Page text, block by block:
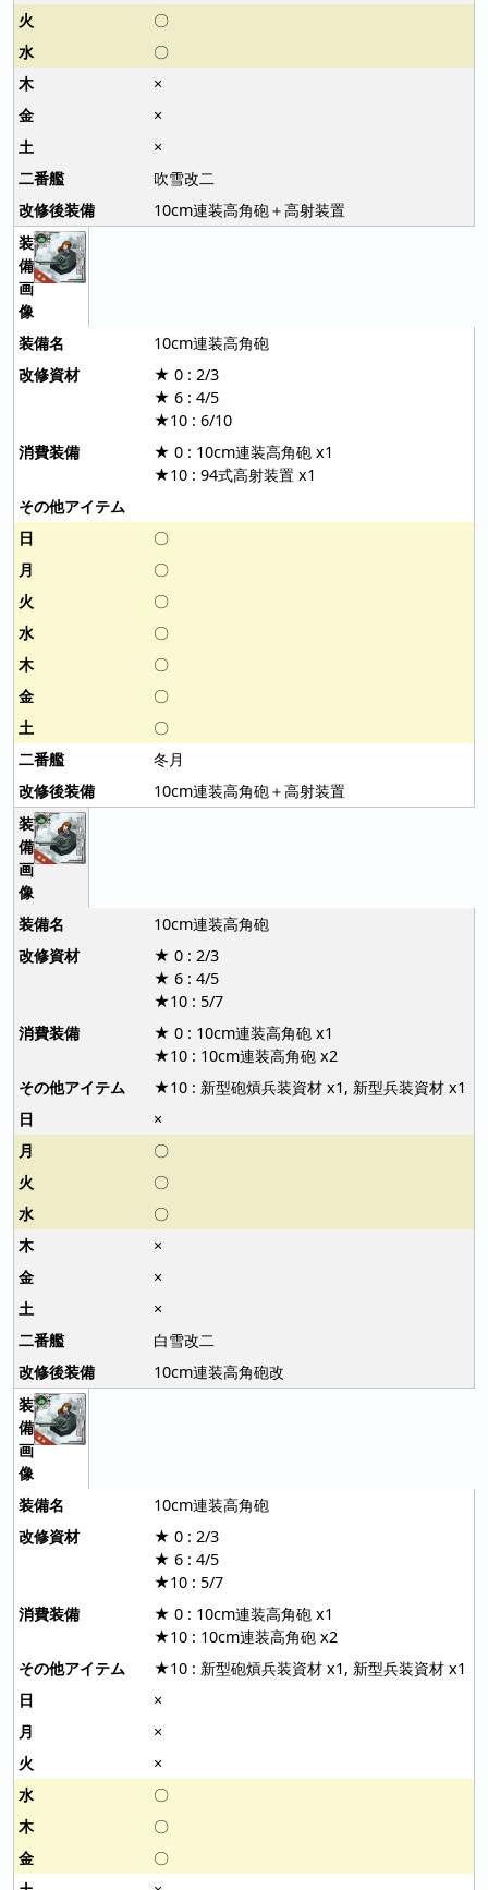
〇
〇
×
×
×
吹雪改二
10cm連装高角砲＋高射装置
10cm連装高角砲
★ 0 : 2/3
★ 6 : 4/5
★10 : 6/10
★ 0 : 10cm連装高角砲 x1
★10 : 94式高射装置 x1
〇
〇
〇
〇
〇
〇
〇
冬月
10cm連装高角砲＋高射装置
10cm連装高角砲
★ 0 : 2/3
★ 6 : 4/5
★10 : 5/7
★ 0 : 10cm連装高角砲 x1
★10 : 10cm連装高角砲 x2
★10 : 新型砲熕兵装資材 x1, 新型兵装資材 x1
×
〇
〇
〇
×
×
×
白雪改二
10cm連装高角砲改
10cm連装高角砲
★ 0 : 2/3
★ 6 : 4/5
★10 : 5/7
★ 0 : 10cm連装高角砲 x1
★10 : 10cm連装高角砲 x2
★10 : 新型砲熕兵装資材 x1, 新型兵装資材 x1
×
×
×
〇
〇
〇